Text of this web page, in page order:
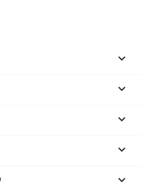




keyboard_arrow_down